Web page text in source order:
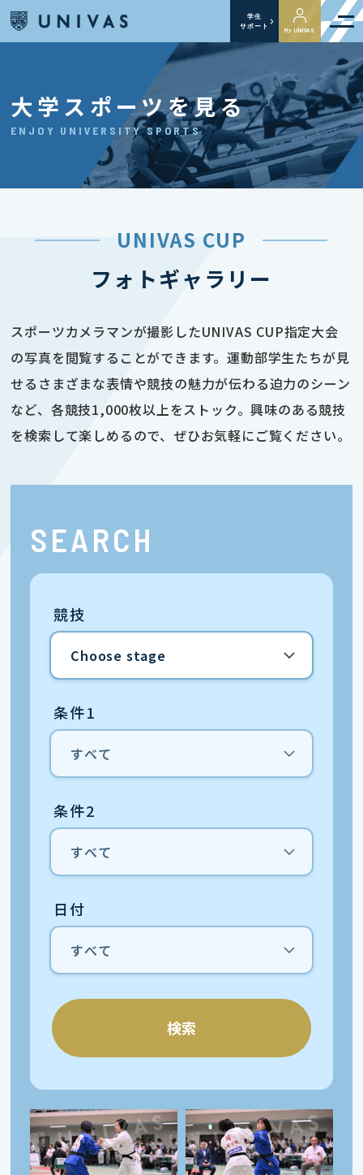
学生
サポート
My UNIVAS
大学スポーツを見る
ENJOY UNIVERSITY SPORTS
UNIVAS CUP
フォトギャラリー
スポーツカメラマンが撮影したUNIVAS CUP指定大会
の写真を閲覧することができます。運動部学生たちが見
せるさまざまな表情や競技の魅力が伝わる迫力のシーン
など、各競技1,000枚以上をストック。興味のある競技
を検索して楽しめるので、ぜひお気軽にご覧ください。
SEARCH
競技
条件1
条件2
日付
検索